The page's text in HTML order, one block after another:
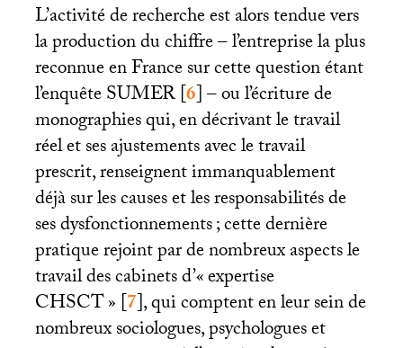
L’activité de recherche est alors tendue vers
la production du chiffre – l’entreprise la plus
reconnue en France sur cette question étant
l’enquêteSUMER[6]– ou l’écriture de
monographies qui, en décrivant le travail
réel et ses ajustements avec le travail
prescrit, renseignent immanquablement
déjà sur les causes et les responsabilités de
ses dysfonctionnements; cette dernière
pratique rejoint par de nombreux aspects le
travail des cabinets d’«expertise
CHSCT»[7], qui comptent en leur sein de
nombreux sociologues, psychologues et